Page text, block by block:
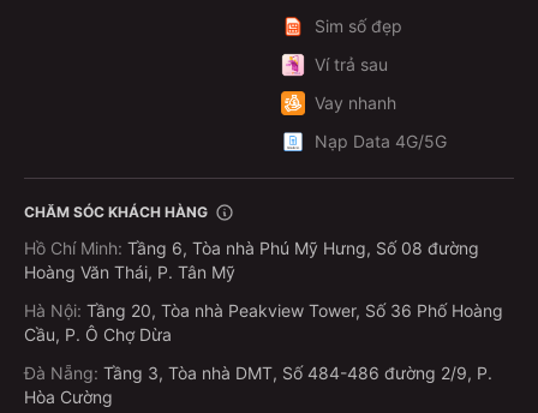
Sim số đẹp
Ví trả sau
Vay nhanh
Nạp Data 4G/5G
CHĂM SÓC KHÁCH HÀNG
Hồ Chí Minh: Tầng 6, Tòa nhà Phú Mỹ Hưng, Số 08 đường
Hoàng Văn Thái, P. Tân Mỹ
Hà Nội: Tầng 20, Tòa nhà Peakview Tower, Số 36 Phố Hoàng
Cầu, P. Ô Chợ Dừa
Đà Nẵng: Tầng 3, Tòa nhà DMT, Số 484-486 đường 2/9, P.
Hòa Cường